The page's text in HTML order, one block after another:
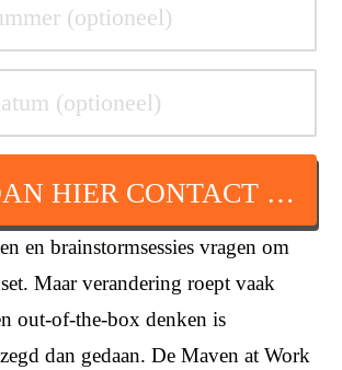
NEEM DAN HIER CONTACT OP
en brainstormsessies vragen om
Maar verandering roept vaak
out-of-the-box denken is
dan gedaan. De Maven at Work